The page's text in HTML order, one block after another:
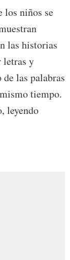
los niños se
las historias
letras y
las palabras
tiempo.
leyendo